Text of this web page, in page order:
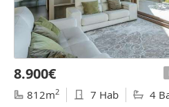
8.900€
812m2 7 Hab 4